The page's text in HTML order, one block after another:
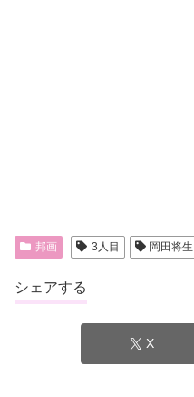
邦画 3人目 岡田将生
シェアする
X